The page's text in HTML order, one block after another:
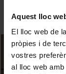
Aquest lloc
El lloc web de
pròpies i de
vostres
al lloc web